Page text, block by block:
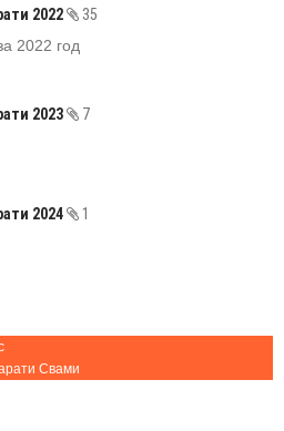
2022
35
2022 год
2023 7
2024 1
Свами